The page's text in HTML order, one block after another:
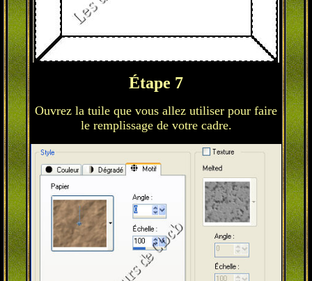
Étape 7
Ouvrez la tuile que vous allez utiliser pour faire
le remplissage de votre cadre.